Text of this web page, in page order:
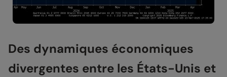
Des dynamiques économiques
divergentes entre les États-Unis et